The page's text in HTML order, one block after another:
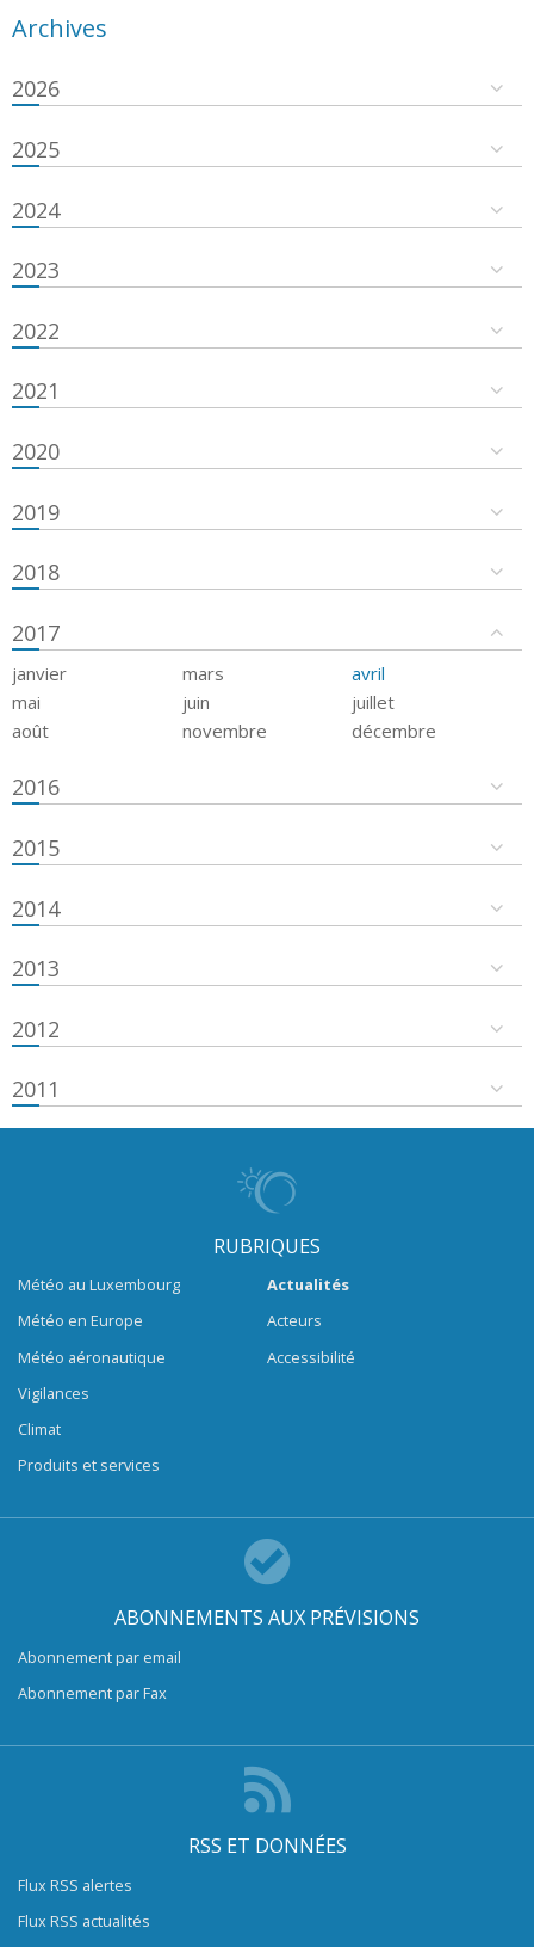
Archives
2026
2025
2024
2023
2022
2021
2020
2019
2018
2017
janvier mars
avril
mai
juin
juillet
août
novembre décembre
2016
2015
2014
2013
2012
2011
RUBRIQUES
Météo au Luxembourg
Météo en Europe
Météo aéronautique
Vigilances
Climat
Produits et services
Actualités
Acteurs
Accessibilité
ABONNEMENTS AUX PRÉVISIONS
Abonnement par email
Abonnement par Fax
RSS ET DONNÉES
Flux RSS alertes
Flux RSS actualités